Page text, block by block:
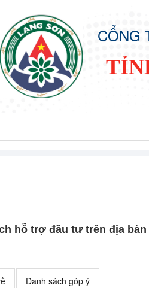
CỔNG
hỗ trợ đầu tư trên địa
Danh sách góp ý